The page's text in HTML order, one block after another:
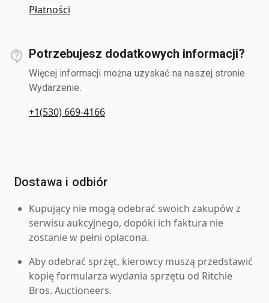
Płatności
Potrzebujesz dodatkowych informacji?
Więcej informacji można uzyskać na naszej stronie
Wydarzenie.
+1(530) 669-4166
Dostawa i odbiór
Kupujący nie mogą odebrać swoich zakupów z
serwisu aukcyjnego, dopóki ich faktura nie
zostanie w pełni opłacona.
Aby odebrać sprzęt, kierowcy muszą przedstawić
kopię formularza wydania sprzętu od Ritchie
Bros. Auctioneers.